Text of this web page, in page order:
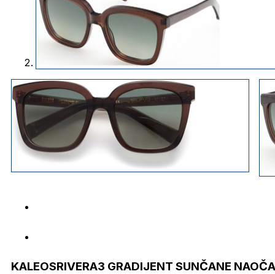
KALEOSRIVERA3 GRADIJENT SUNČANE